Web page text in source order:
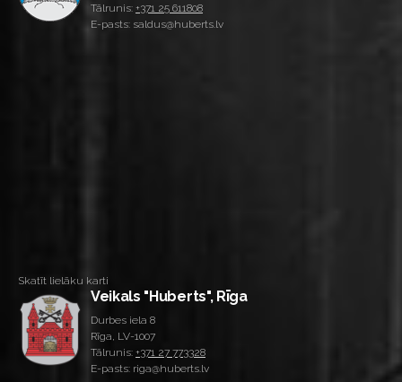
Tālrunis: +371 25 611808
E-pasts: saldus@huberts.lv
Skatīt lielāku karti
Veikals "Huberts", Rīga
Durbes iela 8
Rīga, LV-1007
Tālrunis: +371 27 773328
E-pasts: riga@huberts.lv